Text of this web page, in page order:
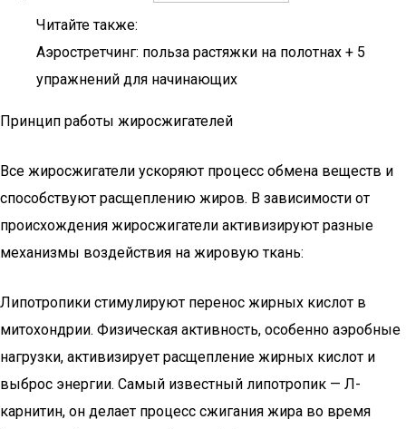
Читайте также:
Аэростретчинг: польза растяжки на полотнах + 5
упражнений для начинающих
Принцип работы жиросжигателей
Все жиросжигатели ускоряют процесс обмена веществ и
способствуют расщеплению жиров. В зависимости от
происхождения жиросжигатели активизируют разные
механизмы воздействия на жировую ткань:
Липотропики стимулируют перенос жирных кислот в
митохондрии. Физическая активность, особенно аэробные
нагрузки, активизирует расщепление жирных кислот и
выброс энергии. Самый известный липотропик — Л-
карнитин, он делает процесс сжигания жира во время